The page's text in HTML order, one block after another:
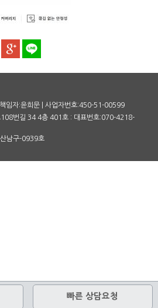
임자:윤희문 | 사업자번호:450-51-00599
108번길 34 4층 401호 : 대표번호:070-4218-
남구-0939호
빠른 상담요청